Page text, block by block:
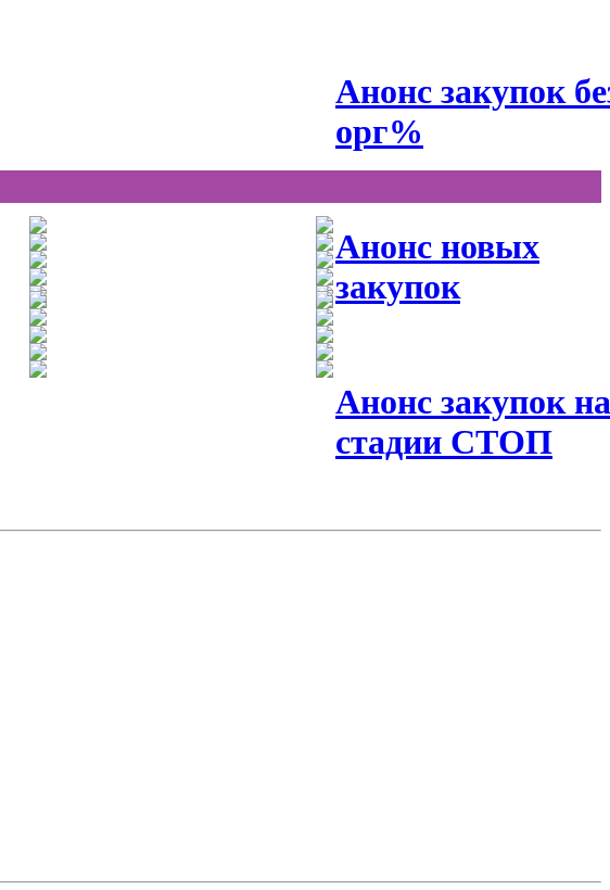
Анонс закупок
орг%
Анонс новых
закупок
Анонс закупок на
стадии СТОП